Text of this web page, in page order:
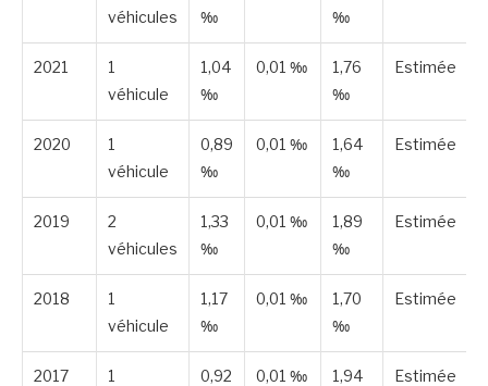
véhicules
‰
‰
2021
1
véhicule
1,04
‰
0,01 ‰
1,76
‰
Estimée
2020
1
véhicule
0,89
‰
0,01 ‰
1,64
‰
Estimée
2019
2
véhicules
1,33
‰
0,01 ‰
1,89
‰
Estimée
2018
1
véhicule
1,17
‰
0,01 ‰
1,70
‰
Estimée
2017
1
0,92
0,01 ‰
1,94
Estimée